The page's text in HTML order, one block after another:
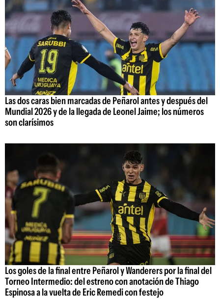
Las dos caras bien marcadas de Peñarol antes y después del
Mundial 2026 y de la llegada de Leonel Jaime; los números
son clarísimos
Los goles de la final entre Peñarol y Wanderers por la final del
Torneo Intermedio: del estreno con anotación de Thiago
Espinosa a la vuelta de Eric Remedi con festejo